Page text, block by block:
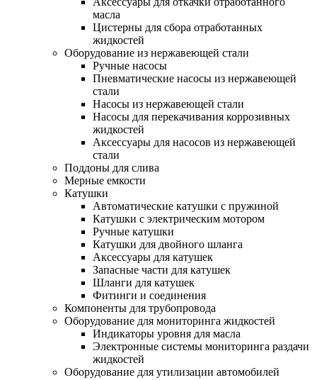
масла
Цистерны для сбора отработанных
жидкостей
Оборудование из нержавеющей стали
Ручные насосы
Пневматические насосы из нержавеющей
стали
Насосы из нержавеющей стали
Насосы для перекачивания коррозивных
жидкостей
Аксессуары для насосов из нержавеющей
стали
Поддоны для слива
Мерные емкости
Катушки
Автоматические катушки с пружиной
Катушки с электрическим мотором
Ручные катушки
Катушки для двойного шланга
Аксессуары для катушек
Запасные части для катушек
Шланги для катушек
Фитинги и соединения
Компоненты для трубопровода
Оборудование для мониторинга жидкостей
Индикаторы уровня для масла
Электронные системы мониторинга раздачи
жидкостей
Оборудование для утилизации автомобилей